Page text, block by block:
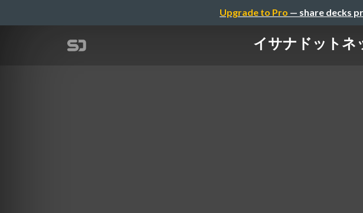
Upgrade to Pro — share decks
イサナドットネ